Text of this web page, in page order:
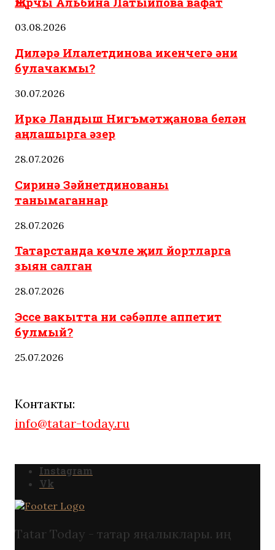
03.08.2026
Диләрә Илалетдинова икенчегә әни
булачакмы?
30.07.2026
Иркә Ландыш Нигъмәтҗанова белән
аңлашырга әзер
28.07.2026
Сиринә Зәйнетдинованы
танымаганнар
28.07.2026
Татарстанда көчле җил йортларга
зыян салган
28.07.2026
Эссе вакытта ни сәбәпле аппетит
булмый?
25.07.2026
Контакты:
info@tatar-today.ru
Instagram
Vk
Tatar Today - татар яңалыклары. иң